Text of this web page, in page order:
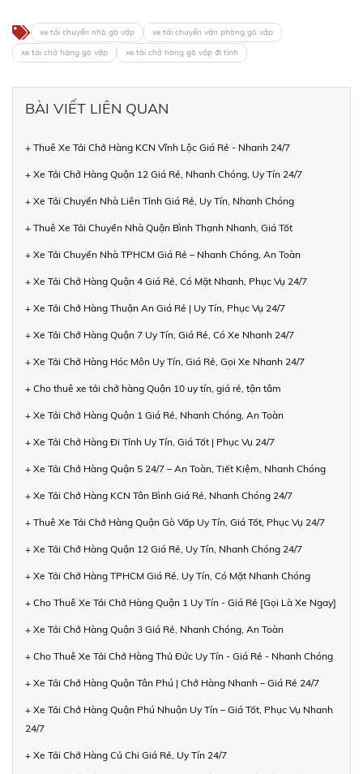
xe tải chuyển nhà gò vấp
xe tải chuyển văn phòng gò vấp
xe tải chở hàng gò vấp
xe tải chở hàng gò vấp đi tỉnh
BÀI VIẾT LIÊN QUAN
+ Thuê Xe Tải Chở Hàng KCN Vĩnh Lộc Giá Rẻ - Nhanh 24/7
+ Xe Tải Chở Hàng Quận 12 Giá Rẻ, Nhanh Chóng, Uy Tín 24/7
+ Xe Tải Chuyển Nhà Liên Tỉnh Giá Rẻ, Uy Tín, Nhanh Chóng
+ Thuê Xe Tải Chuyển Nhà Quận Bình Thạnh Nhanh, Giá Tốt
+ Xe Tải Chuyển Nhà TPHCM Giá Rẻ – Nhanh Chóng, An Toàn
+ Xe Tải Chở Hàng Quận 4 Giá Rẻ, Có Mặt Nhanh, Phục Vụ 24/7
+ Xe Tải Chở Hàng Thuận An Giá Rẻ | Uy Tín, Phục Vụ 24/7
+ Xe Tải Chở Hàng Quận 7 Uy Tín, Giá Rẻ, Có Xe Nhanh 24/7
+ Xe Tải Chở Hàng Hóc Môn Uy Tín, Giá Rẻ, Gọi Xe Nhanh 24/7
+ Cho thuê xe tải chở hàng Quận 10 uy tín, giá rẻ, tận tâm
+ Xe Tải Chở Hàng Quận 1 Giá Rẻ, Nhanh Chóng, An Toàn
+ Xe Tải Chở Hàng Đi Tỉnh Uy Tín, Giá Tốt | Phục Vụ 24/7
+ Xe Tải Chở Hàng Quận 5 24/7 – An Toàn, Tiết Kiệm, Nhanh Chóng
+ Xe Tải Chở Hàng KCN Tân Bình Giá Rẻ, Nhanh Chóng 24/7
+ Thuê Xe Tải Chở Hàng Quận Gò Vấp Uy Tín, Giá Tốt, Phục Vụ 24/7
+ Xe Tải Chở Hàng Quận 12 Giá Rẻ, Uy Tín, Nhanh Chóng 24/7
+ Xe Tải Chở Hàng TPHCM Giá Rẻ, Uy Tín, Có Mặt Nhanh Chóng
+ Cho Thuê Xe Tải Chở Hàng Quận 1 Uy Tín - Giá Rẻ [Gọi Là Xe Ngay]
+ Xe Tải Chở Hàng Quận 3 Giá Rẻ, Nhanh Chóng, An Toàn
+ Cho Thuê Xe Tải Chở Hàng Thủ Đức Uy Tín - Giá Rẻ - Nhanh Chóng
+ Xe Tải Chở Hàng Quận Tân Phú | Chở Hàng Nhanh – Giá Rẻ 24/7
+ Xe Tải Chở Hàng Quận Phú Nhuận Uy Tín – Giá Tốt, Phục Vụ Nhanh
24/7
+ Xe Tải Chở Hàng Củ Chi Giá Rẻ, Uy Tín 24/7